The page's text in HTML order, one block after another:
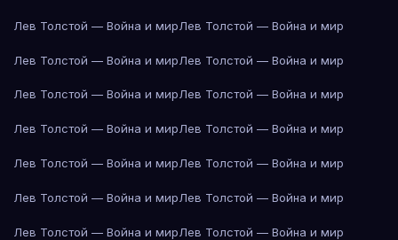
Лев Толстой — Война и мирЛев Толстой — Война и мир
Лев Толстой — Война и мирЛев Толстой — Война и мир
Лев Толстой — Война и мирЛев Толстой — Война и мир
Лев Толстой — Война и мирЛев Толстой — Война и мир
Лев Толстой — Война и мирЛев Толстой — Война и мир
Лев Толстой — Война и мирЛев Толстой — Война и мир
Лев Толстой — Война и мирЛев Толстой — Война и мир